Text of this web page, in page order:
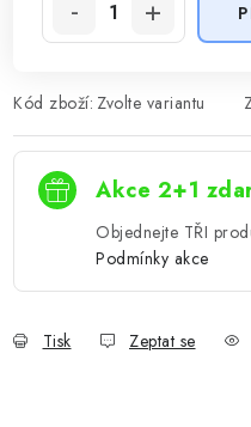
Kód zboží: Zvolte variantu
Akce 2+1
Objednejte TŘI
Podmínky akce
Tisk Zeptat se